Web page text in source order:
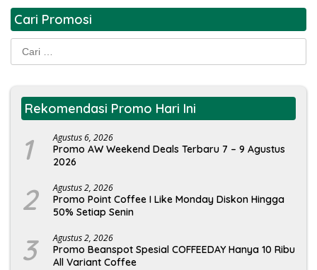
Cari Promosi
Cari
untuk:
Rekomendasi Promo Hari Ini
1 Agustus 6, 2026
Promo AW Weekend Deals Terbaru 7 – 9 Agustus
2026
2 Agustus 2, 2026
Promo Point Coffee I Like Monday Diskon Hingga
50% Setiap Senin
3 Agustus 2, 2026
Promo Beanspot Spesial COFFEEDAY Hanya 10 Ribu
All Variant Coffee